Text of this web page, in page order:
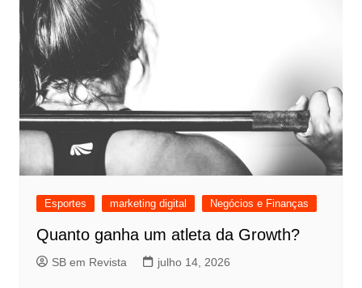
Esportes marketing digital Negócios e Finanças
Quanto ganha um atleta da Growth?
SB em Revista julho 14, 2026